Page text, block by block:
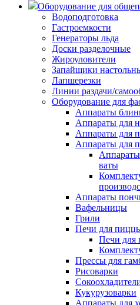
Оборудование для
Водоподготовка
Гастроемкости
Генераторы льда
Доски разделочные
Жироуловители
Запайщики
Лапшерезки
Линии раздачи/
Оборудование для
Аппараты
Аппараты для
Аппараты для
Аппараты для
Аппараты
ваты
Аппараты
Вафельницы
Грили
Печи для
Печи для
Прессы для
Рисоварки
Кукурузоварки
Аппараты для